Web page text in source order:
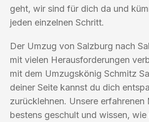
geht, wir sind für dich da und
jeden einzelnen Schritt.
Der Umzug von Salzburg nach
mit vielen Herausforderungen
mit dem Umzugskönig Schmitz
deiner Seite kannst du dich
zurücklehnen. Unsere erfahrenen
bestens geschult und wissen, wie